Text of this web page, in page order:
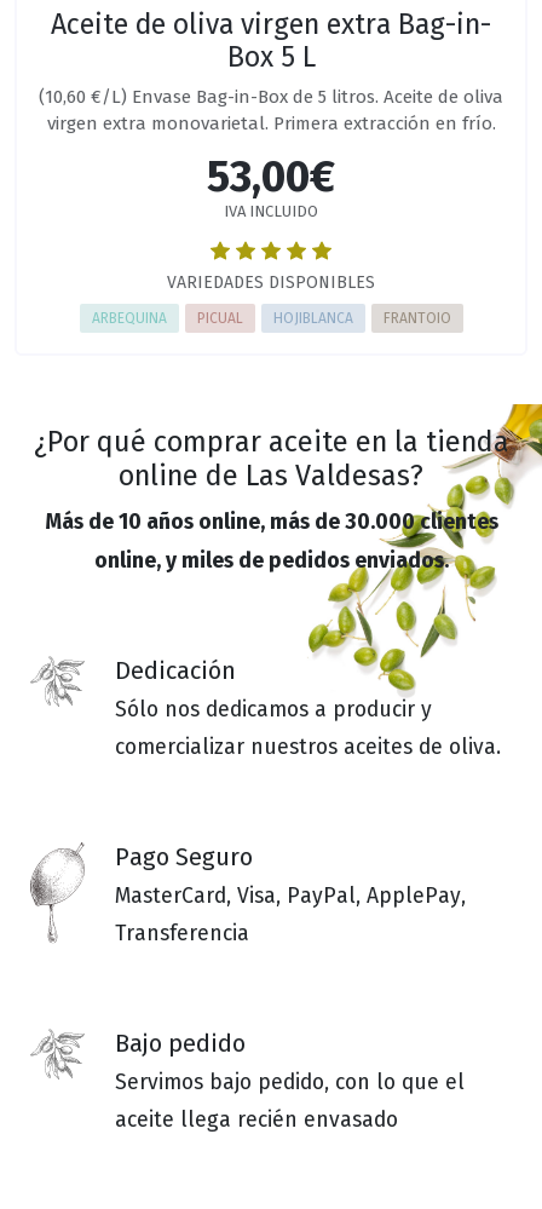
Aceite de oliva virgen extra Bag-in-
Box 5 L
(10,60 €/L) Envase Bag-in-Box de 5 litros. Aceite de oliva
virgen extra monovarietal. Primera extracción en frío.
53,00€
IVA INCLUIDO
VARIEDADES DISPONIBLES
ARBEQUINA PICUAL HOJIBLANCA FRANTOIO
¿Por qué comprar aceite en la tienda
online de Las Valdesas?
Más de 10 años online, más de 30.000 clientes
online, y miles de pedidos enviados.
Dedicación
Sólo nos dedicamos a producir y
comercializar nuestros aceites de oliva.
Pago Seguro
MasterCard, Visa, PayPal, ApplePay,
Transferencia
Bajo pedido
Servimos bajo pedido, con lo que el
aceite llega recién envasado